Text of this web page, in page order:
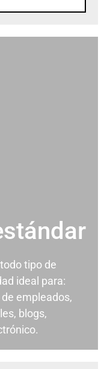
tipo de
ideal para:
empleados,
blogs,